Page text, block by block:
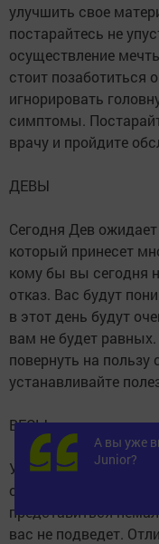
улучшить свое
постарайтесь не
осуществление
стоит позаботиться
игнорировать
симптомы.
врачу и пройдите
ДЕВЫ
Сегодня Дев
который принесет
кому бы вы сегодня
отказ. Вас будут
в этот день будут
вам не будет
повернуть на
устанавливайте
ВЕСЫ
У Весов очень
образом вложить
представиться
вас не подведет.
А вы уже
Junior?